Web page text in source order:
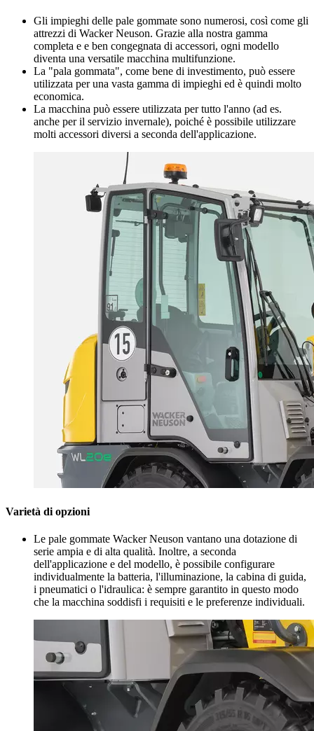
Gli impieghi delle pale gommate sono numerosi, così come gli
attrezzi di Wacker Neuson. Grazie alla nostra gamma
completa e e ben congegnata di accessori, ogni modello
diventa una versatile macchina multifunzione.
La "pala gommata", come bene di investimento, può essere
utilizzata per una vasta gamma di impieghi ed è quindi molto
economica.
La macchina può essere utilizzata per tutto l'anno (ad es.
anche per il servizio invernale), poiché è possibile utilizzare
molti accessori diversi a seconda dell'applicazione.
Varietà di opzioni
Le pale gommate Wacker Neuson vantano una dotazione di
serie ampia e di alta qualità. Inoltre, a seconda
dell'applicazione e del modello, è possibile configurare
individualmente la batteria, l'illuminazione, la cabina di guida,
i pneumatici o l'idraulica: è sempre garantito in questo modo
che la macchina soddisfi i requisiti e le preferenze individuali.